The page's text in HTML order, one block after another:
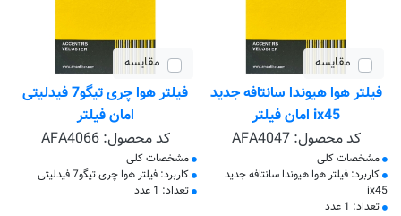
مقایسه
فیلتر هوا هیوندا سانتافه جدید
ix45 امان فیلتر
کد محصول:AFA4047
مشخصات کلی
کاربرد: فیلتر هوا هیوندا سانتافه جدید
ix45
تعداد: 1 عدد
مقایسه
فیلتر هوا چری تیگو7 فیدلیتی
امان فیلتر
کد محصول:AFA4066
مشخصات کلی
کاربرد: فیلتر هوا چری تیگو7 فیدلیتی
تعداد: 1 عدد